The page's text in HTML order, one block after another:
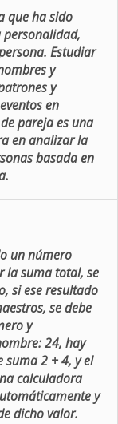
que ha sido
Estudiar
y
y
en
pareja es una
en analizar la
basada en
un número
la suma total, se
si ese resultado
se debe
y
24, hay
2 + 4, y el
calculadora
y
dicho valor.